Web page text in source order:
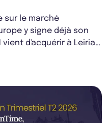
sur le marché
y signe déjà son
vient d'acquérir à Leiria,